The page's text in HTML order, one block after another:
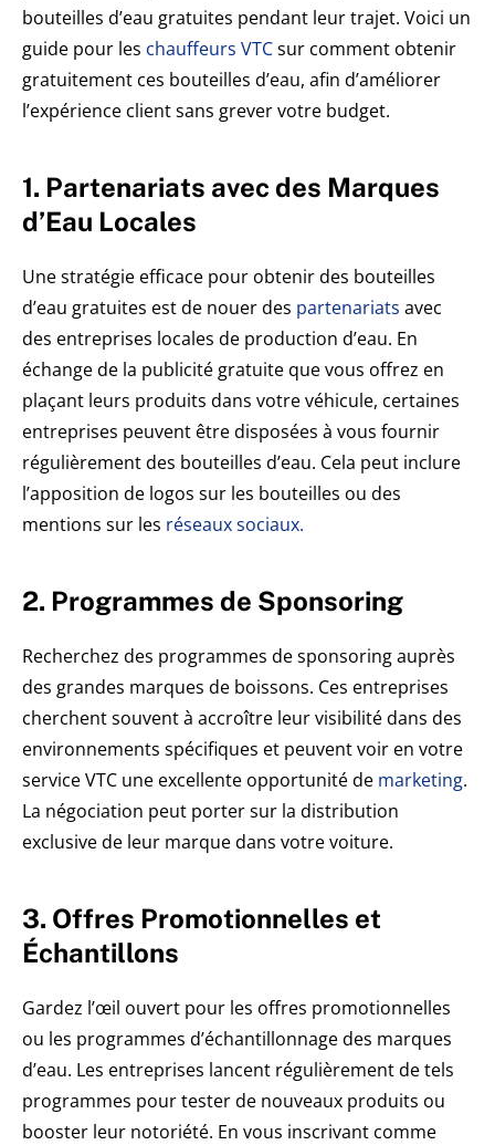
bouteilles d’eau gratuites pendant leur trajet. Voici un
guide pour les chauffeurs VTCsur comment obtenir
gratuitement ces bouteilles d’eau, afin d’améliorer
l’expérience client sans grever votre budget.
1. Partenariats avec des Marques
d’Eau Locales
Une stratégie efficace pour obtenir des bouteilles
d’eau gratuites est de nouer des partenariats avec
des entreprises locales de production d’eau. En
échange de la publicité gratuite que vous offrez en
plaçant leurs produits dans votre véhicule, certaines
entreprises peuvent être disposées à vous fournir
régulièrement des bouteilles d’eau. Cela peut inclure
l’apposition de logos sur les bouteilles ou des
mentions sur les réseaux sociaux.
2. Programmes de Sponsoring
Recherchez des programmes de sponsoring auprès
des grandes marques de boissons. Ces entreprises
cherchent souvent à accroître leur visibilité dans des
environnements spécifiques et peuvent voir en votre
service VTC une excellente opportunité de marketing.
La négociation peut porter sur la distribution
exclusive de leur marque dans votre voiture.
3. Offres Promotionnelles et
Échantillons
Gardez l’œil ouvert pour les offres promotionnelles
ou les programmes d’échantillonnage des marques
d’eau. Les entreprises lancent régulièrement de tels
programmes pour tester de nouveaux produits ou
booster leur notoriété. En vous inscrivant comme